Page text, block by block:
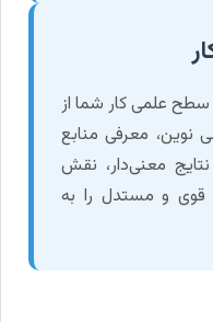
سطح علمی کار شما از
نوین، معرفی منابع
معنی‌دار، نقش
قوی و مستدل را به